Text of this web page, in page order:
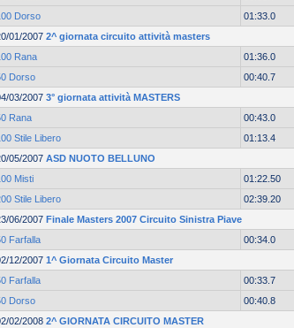
Dorso
01:33.0
01/2007 2^ giornata circuito attività masters
Rana
01:36.0
Dorso
00:40.7
03/2007 3° giornata attività MASTERS
Rana
00:43.0
Stile Libero
01:13.4
05/2007 ASD NUOTO BELLUNO
Misti
01:22.50
Stile Libero
02:39.20
06/2007 Finale Masters 2007 Circuito Sinistra Piave
Farfalla
00:34.0
12/2007 1^ Giornata Circuito Master
Farfalla
00:33.7
Dorso
00:40.8
02/2008 2^ GIORNATA CIRCUITO MASTER